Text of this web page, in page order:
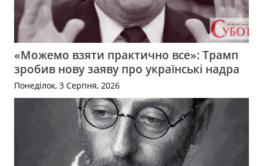
«Можемо взяти практично все»: Трамп
зробив нову заяву про українські надра
Понеділок, 3 Серпня, 2026